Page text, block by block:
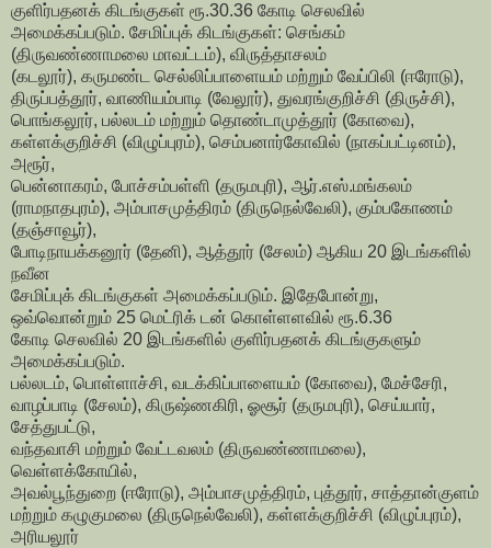
குளிர்பதனக் கிடங்குகள் ரூ.30.36 கோடி செலவில்
அமைக்கப்படும். சேமிப்புக் கிடங்குகள்: செங்கம்
(திருவண்ணாமலை மாவட்டம்), விருத்தாசலம்
(கடலூர்), கருமண்ட செல்லிப்பாளையம் மற்றும் வேப்பிலி (ஈரோடு),
திருப்பத்தூர், வாணியம்பாடி (வேலூர்), துவரங்குறிச்சி (திருச்சி),
பொங்கலூர், பல்லடம் மற்றும் தொண்டாமுத்தூர் (கோவை),
கள்ளக்குறிச்சி (விழுப்புரம்), செம்பனார்கோவில் (நாகப்பட்டினம்),
அரூர்,
பென்னாகரம், போச்சம்பள்ளி (தருமபுரி), ஆர்.எஸ்.மங்கலம்
(ராமநாதபுரம்), அம்பாசமுத்திரம் (திருநெல்வேலி), கும்பகோணம்
(தஞ்சாவூர்),
போடிநாயக்கனூர் (தேனி), ஆத்தூர் (சேலம்) ஆகிய 20 இடங்களில்
நவீன
சேமிப்புக் கிடங்குகள் அமைக்கப்படும். இதேபோன்று,
ஒவ்வொன்றும் 25 மெட்ரிக் டன் கொள்ளளவில் ரூ.6.36
கோடி செலவில் 20 இடங்களில் குளிர்பதனக் கிடங்குகளும்
அமைக்கப்படும்.
பல்லடம், பொள்ளாச்சி, வடக்கிப்பாளையம் (கோவை), மேச்சேரி,
வாழப்பாடி (சேலம்), கிருஷ்ணகிரி, ஓசூர் (தருமபுரி), செய்யார்,
சேத்துபட்டு,
வந்தவாசி மற்றும் வேட்டவலம் (திருவண்ணாமலை),
வெள்ளக்கோயில்,
அவல்பூந்துறை (ஈரோடு), அம்பாசமுத்திரம், புத்தூர், சாத்தான்குளம்
மற்றும் கழுகுமலை (திருநெல்வேலி), கள்ளக்குறிச்சி (விழுப்புரம்),
அரியலூர்